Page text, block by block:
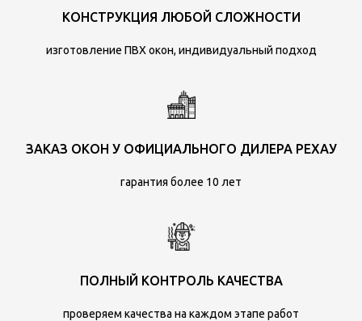
КОНСТРУКЦИЯ ЛЮБОЙ СЛОЖНОСТИ
изготовление ПВХ окон, индивидуальный подход
ЗАКАЗ ОКОН У ОФИЦИАЛЬНОГО ДИЛЕРА РЕХАУ
гарантия более 10 лет
ПОЛНЫЙ КОНТРОЛЬ КАЧЕСТВА
проверяем качества на каждом этапе работ